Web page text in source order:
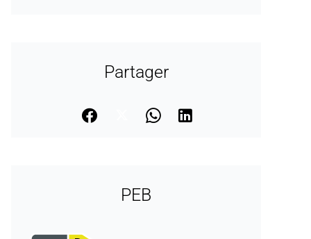
Partager
PEB